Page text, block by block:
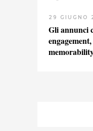
29 GIUGNO
Gli annunci